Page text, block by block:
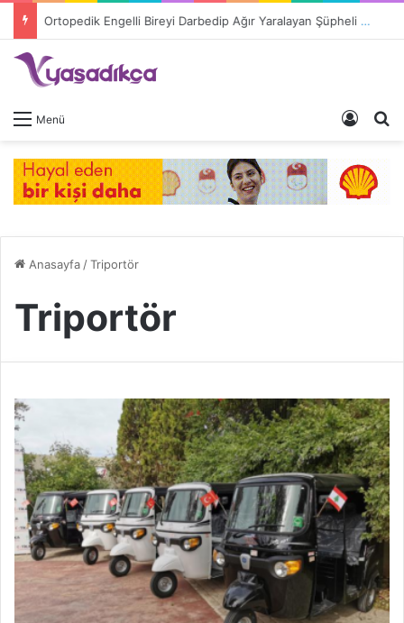
Ortopedik Engelli Bireyi Darbedip Ağır Yaralayan Şüpheli Tutuklandı
Menü Giriş
Anasayfa/Triportör
Triportör